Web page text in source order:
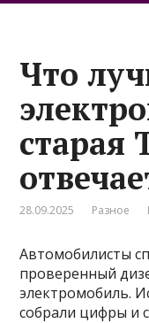
Что
старая
28.09.2025 Разное
Автомобилисты
проверенный
электромобиль.
собрали цифры и